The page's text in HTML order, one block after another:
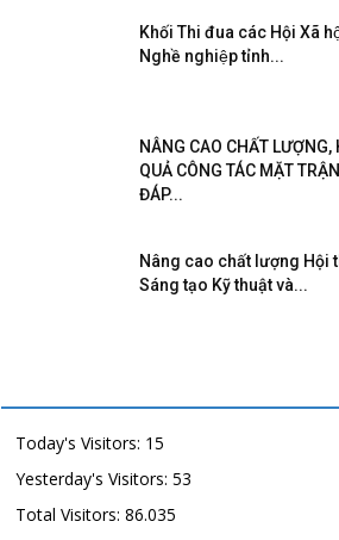
Khối Thi đua các Hội Xã
Nghề nghiệp tỉnh...
NÂNG CAO CHẤT LƯỢNG,
QUẢ CÔNG TÁC MẶT
ĐÁP...
Nâng cao chất lượng Hội
Sáng tạo Kỹ thuật và...
Today's Visitors: 15
Yesterday's Visitors: 53
Total Visitors: 86.035